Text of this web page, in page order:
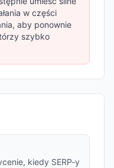
w części
aby ponownie
szybko
kiedy SERP-y